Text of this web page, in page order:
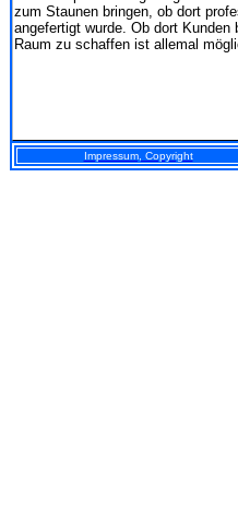
zum Staunen bringen, ob dort
angefertigt wurde. Ob dort
Raum zu schaffen ist allemal
Impressum, Copyright